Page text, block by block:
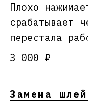
Плохо
срабатывает
перестала
3 000 ₽
Замена